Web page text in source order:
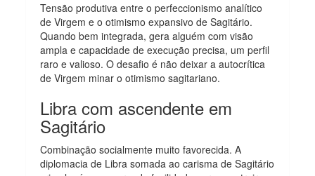
Tensão produtiva entre o perfeccionismo analítico
de Virgem e o otimismo expansivo de Sagitário.
Quando bem integrada, gera alguém com visão
ampla e capacidade de execução precisa, um perfil
raro e valioso. O desafio é não deixar a autocrítica
de Virgem minar o otimismo sagitariano.
Libra com ascendente em
Sagitário
Combinação socialmente muito favorecida. A
diplomacia de Libra somada ao carisma de Sagitário